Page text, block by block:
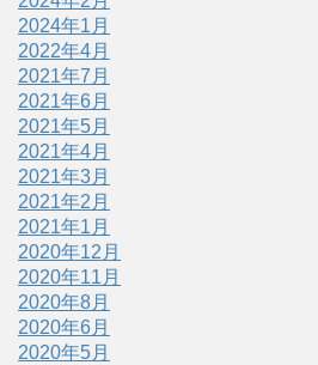
2024年1月
2022年4月
2021年7月
2021年6月
2021年5月
2021年4月
2021年3月
2021年2月
2021年1月
2020年12月
2020年11月
2020年8月
2020年6月
2020年5月